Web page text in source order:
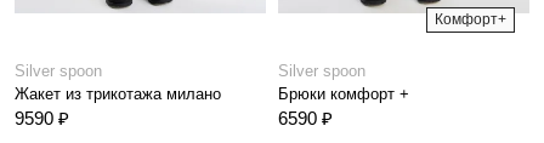
Silver spoon
Жакет из трикотажа милано
9590 ₽
Комфорт+
Silver spoon
Брюки комфорт +
6590 ₽